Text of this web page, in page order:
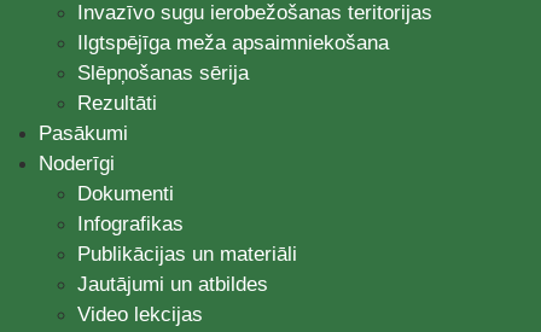
Invazīvo sugu ierobežošanas teritorijas
Ilgtspējīga meža apsaimniekošana
Slēpņošanas sērija
Rezultāti
Pasākumi
Noderīgi
Dokumenti
Infografikas
Publikācijas un materiāli
Jautājumi un atbildes
Video lekcijas